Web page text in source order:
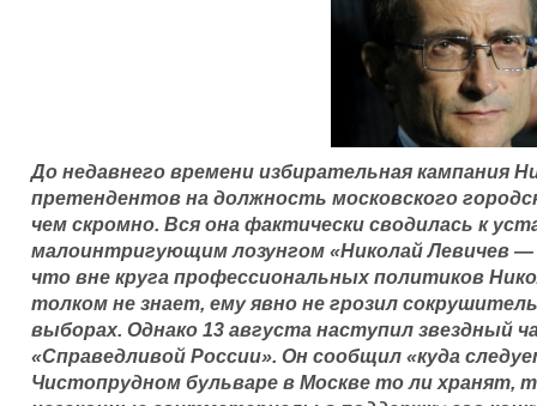
До недавнего времени избирательная кампания
претендентов на должность московского
чем скромно. Вся она фактически сводилась к
малоинтригующим лозунгом «Николай Левичев
что вне круга профессиональных политиков
толком не знает, ему явно не грозил
выборах. Однако 13 августа наступил звездный
«Справедливой России». Он сообщил «куда
Чистопрудном бульваре в Москве то ли хранят,